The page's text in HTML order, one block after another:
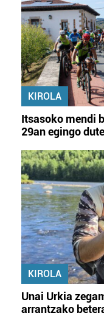
KIROLA
Itsasoko mendi
29an egingo dute
KIROLA
Unai Urkia
arrantzako